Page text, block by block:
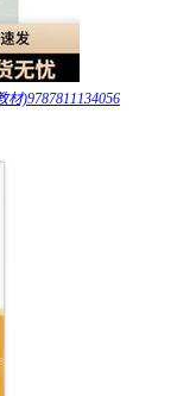
)9787811134056